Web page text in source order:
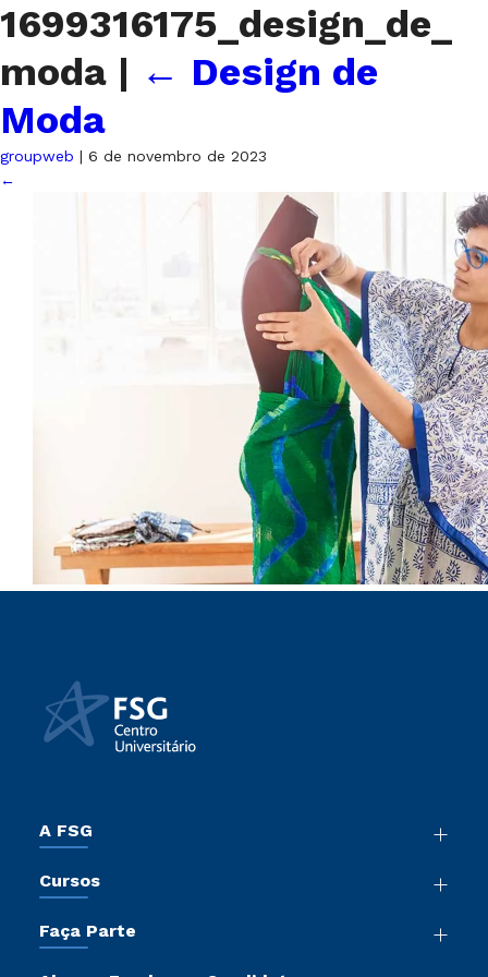
1699316175_design_de_
moda | ← Design de
Moda
groupweb | 6 de novembro de 2023
←
A FSG
Sala de Imprensa
Sou Colaborador
Cursos
Pós-Graduação
Faça Parte